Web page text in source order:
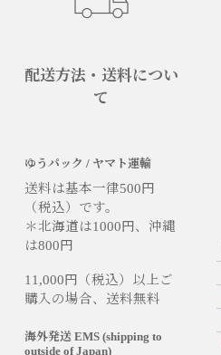
配送方法・送料につい
て
ゆうパック / ヤマト運輸
送料は基本一律500円
（税込）です。
＊北海道は1000円、沖縄
は800円
11,000円（税込）以上ご
購入の場合、送料無料
海外発送 EMS (shipping to
outside of Japan)